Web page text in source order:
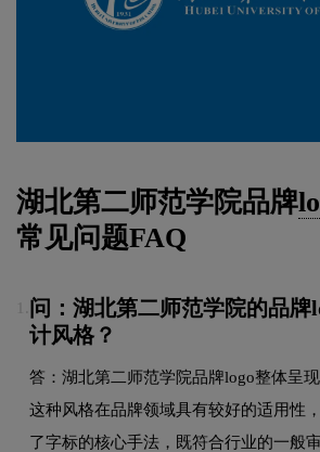
湖北第二师范学院品牌
常见问题FAQ
问：湖北第二师范学院的品牌
计风格？
答：湖北第二师范学院品牌logo整体呈
这种风格在品牌领域具有较好的适用性
了字标的核心手法，既符合行业的一般